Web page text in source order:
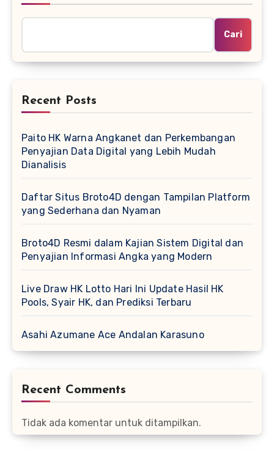
Cari
Recent Posts
Paito HK Warna Angkanet dan Perkembangan
Penyajian Data Digital yang Lebih Mudah
Dianalisis
Daftar Situs Broto4D dengan Tampilan Platform
yang Sederhana dan Nyaman
Broto4D Resmi dalam Kajian Sistem Digital dan
Penyajian Informasi Angka yang Modern
Live Draw HK Lotto Hari Ini Update Hasil HK
Pools, Syair HK, dan Prediksi Terbaru
Asahi Azumane Ace Andalan Karasuno
Recent Comments
Tidak ada komentar untuk ditampilkan.